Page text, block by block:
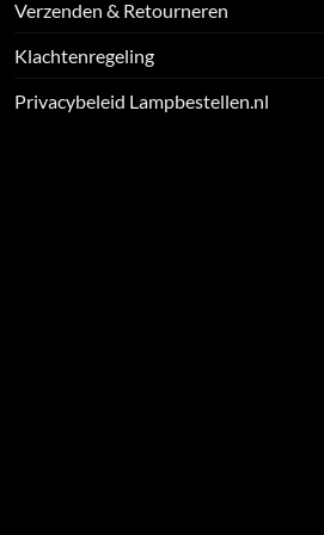
Verzenden & Retourneren
Klachtenregeling
Privacybeleid Lampbestellen.nl